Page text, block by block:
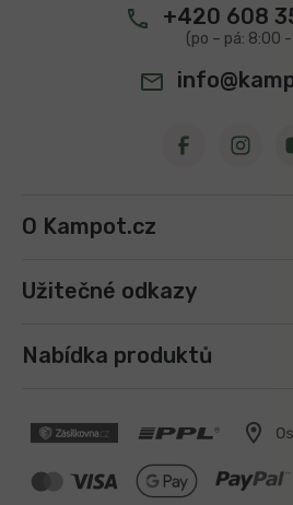
+420 608
O Kampot.cz
Užitečné odkazy
Nabídka produktů